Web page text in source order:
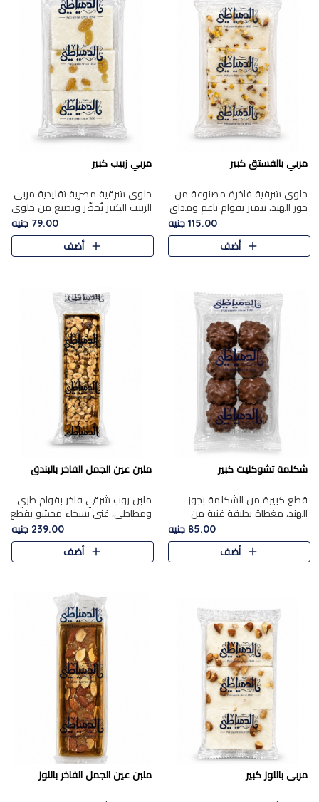
مربي بالفستق كبير
حلوى شرقية فاخرة مصنوعة من
جوز الهند، تتميز بقوام ناعم ومذاق
غني، وتزين بقطع من الفستق
الفاخر التي تضيف عليها قرمشة
115.00 جنيه
أضف
مربي زبيب كبير
حلوى شرقية مصرية تقليدية مربى
الزبيب الكبير تُحضَّر وتصنع من حلوي
جوز الهند باسد بقوام طري ومذاق
غني، وتُزين وتغطا بحبات الزبيب
الذهبي التي ..
79.00 جنيه
أضف
شكلمة تشوكليت كبير
قطع كبيرة من الشكلمة بجوز
الهند، مغطاة بطبقة غنية من
الشوكولاتة الفاخرة لتجمع بين
القوام الطري من الداخل مركز جوز
الهند المطاطي والمذاق الغن..
85.00 جنيه
أضف
ملبن عين الجمل الفاخر بالبندق
ملبن روب شرقي فاخر بقوام طري
ومطاطي، غني بسخاء محشو بقطع
عين الجمل والبندق المحمص التي
تضيف قرمشة مميزة مُرضية
ونكهة جوزية غنية في كل
239.00 جنيه
أضف
مربى باللوز كبير ملبن عين الجمل الفاخر باللوز